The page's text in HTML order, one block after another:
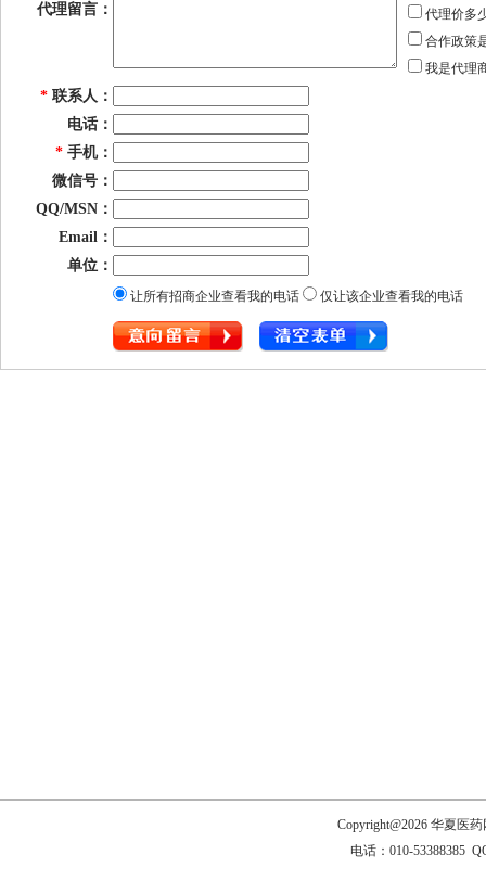
代理留言：
代理价多
合作政策
我是代理
* 联系人：
电话：
* 手机：
微信号：
QQ/MSN：
Email：
单位：
让所有招商企业查看我的电话 仅让该企业查看我的电话
Copyright@2026 华夏医
电话：010-53388385